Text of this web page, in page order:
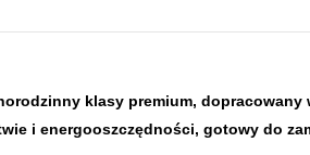
klasy premium, dopracowany
i energooszczędności, gotowy do